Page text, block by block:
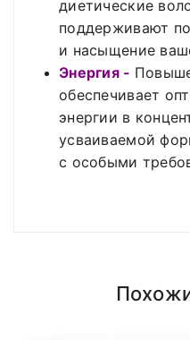
диетические
поддерживают
и насыщение
Энергия -
обеспечивает
энергии в
усваиваемой
с особыми
Сырой жир
Доставка
roadthemes